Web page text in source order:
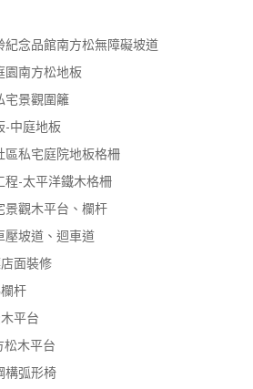
念品館南方松無障礙坡道
園南方松地板
宅景觀圍籬
-中庭地板
區私宅庭院地板格柵
程-太平洋鐵木格柵
景觀木平台、欄杆
壓坡道、迴車道
面裝修
杆
平台
松木平台
構弧形椅